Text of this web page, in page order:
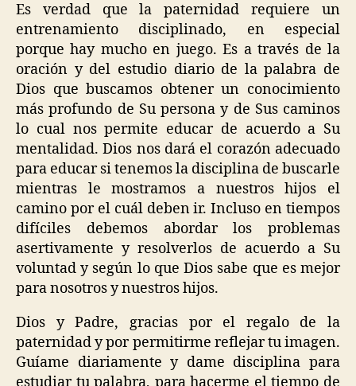
Es verdad que la paternidad requiere un
entrenamiento disciplinado, en especial
porque hay mucho en juego. Es a través de la
oración y del estudio diario de la palabra de
Dios que buscamos obtener un conocimiento
más profundo de Su persona y de Sus caminos
lo cual nos permite educar de acuerdo a Su
mentalidad. Dios nos dará el corazón adecuado
para educar si tenemos la disciplina de buscarle
mientras le mostramos a nuestros hijos el
camino por el cuál deben ir. Incluso en tiempos
difíciles debemos abordar los problemas
asertivamente y resolverlos de acuerdo a Su
voluntad y según lo que Dios sabe que es mejor
para nosotros y nuestros hijos.
Dios y Padre, gracias por el regalo de la
paternidad y por permitirme reflejar tu imagen.
Guíame diariamente y dame disciplina para